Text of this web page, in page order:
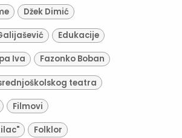
Džek Dimić
Edukacije
Iva Fazonko Boban
teatra
Filmovi
Folklor